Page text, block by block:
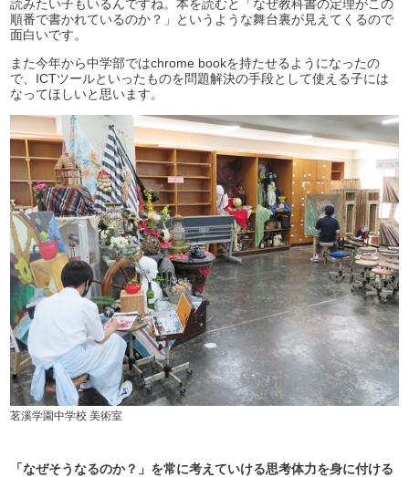
読みたい子もいるんですね。本を読むと「なぜ教科書の定理がこの
順番で書かれているのか？」というような舞台裏が見えてくるので
面白いです。
また今年から中学部ではchrome bookを持たせるようになったの
で、ICTツールといったものを問題解決の手段として使える子には
なってほしいと思います。
茗溪学園中学校 美術室
「なぜそうなるのか？」を常に考えていける思考体力を身に付ける